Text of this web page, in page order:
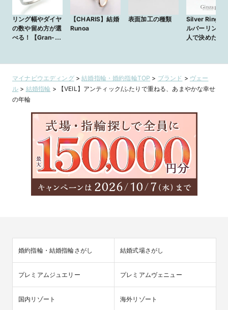
リング幅やダイヤ
の数や留め方が選
べる！【Gran-D
【CHARIS】結婚
Runoa
表面加工の種類
Silver Ring
ルバーリング
人で決めたシ
マイナビウエディング>結婚指輪・婚約指輪TOP > ブランド > ヴェー
ル > 結婚指輪 >
【VEIL】アンティック/ふたりで重ねる、あまやかな幸せ
の年輪
婚約指輪・結婚指輪さがし 結婚式場さがし
プレミアムジュエリー プレミアムヴェニュー
国内リゾート 海外リゾート